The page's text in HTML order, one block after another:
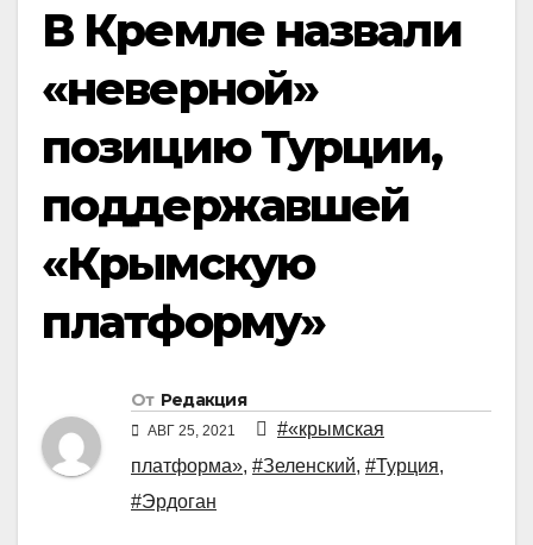
В Кремле назвали
«неверной»
позицию Турции,
поддержавшей
«Крымскую
платформу»
От Редакция
АВГ 25, 2021
#«крымская
платформа», #Зеленский, #Турция,
#Эрдоган